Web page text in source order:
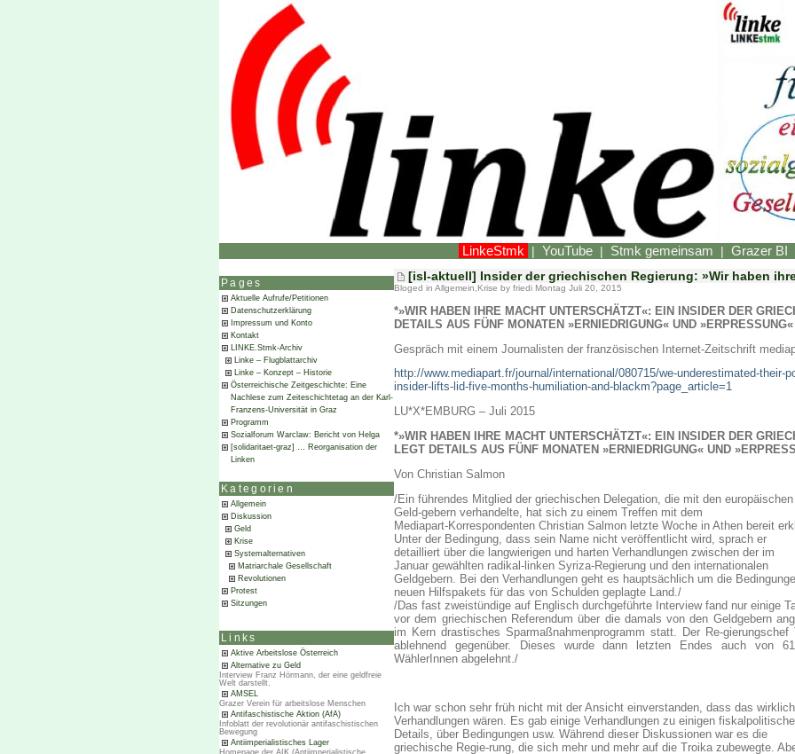
LinkeStmk | YouTube | Stmk gemeinsam | Grazer BI
Pages
Aktuelle Aufrufe/Petitionen
Datenschutzerklärung
Impressum und Konto
Kontakt
LINKE.Stmk-Archiv
Linke – Flugblattarchiv
Linke – Konzept – Historie
Österreichische Zeitgeschichte: Eine
Nachlese zum Zeiteschichtetag an der Karl-
Franzens-Universität in Graz
Programm
Sozialforum Warclaw: Bericht von Helga
[solidaritaet-graz] … Reorganisation der
Linken
Kategorien
Allgemein
Diskussion
Geld
Krise
Systemalternativen
Matriarchale Gesellschaft
Revolutionen
Protest
Sitzungen
Links
Aktive Arbeitslose Österreich
Alternative zu Geld
Interview Franz Hörmann, der eine geldfreie
Welt darstellt.
AMSEL
Grazer Verein für arbeitslose Menschen
Antifaschistische Aktion (AfA)
Infoblatt der revolutionär antifaschistischen
Bewegung
Antiimperialistisches Lager
Homepage der AIK (Antiimperialistische
[isl-aktuell] Insider der griechischen Regierung: »Wir haben
Bloged in Allgemein Krise by friedi Montag Juli 20, 2015
*»WIR HABEN IHRE MACHT UNTERSCHÄTZT«: EIN INSIDER DER
DETAILS AUS FÜNF MONATEN »ERNIEDRIGUNG« UND
Gespräch mit einem Journalisten der französischen Internet-Zeitschrift
http://www.mediapart.fr/journal/international/080715/we-underestimated-their-
insider-lifts-lid-five-months-humiliation-and-blackm?page_article=1
LU*X*EMBURG – Juli 2015
*»WIR HABEN IHRE MACHT UNTERSCHÄTZT«: EIN INSIDER DER
LEGT DETAILS AUS FÜNF MONATEN »ERNIEDRIGUNG« UND
Von Christian Salmon
/Ein führendes Mitglied der griechischen Delegation, die mit den europäischen
Geld-gebern verhandelte, hat sich zu einem Treffen mit dem
Mediapart-Korrespondenten Christian Salmon letzte Woche in Athen bereit
Unter der Bedingung, dass sein Name nicht veröffentlicht wird, sprach er
detailliert über die langwierigen und harten Verhandlungen zwischen der im
Januar gewählten radikal-linken Syriza-Regierung und den internationalen
Geldgebern. Bei den Verhandlungen geht es hauptsächlich um die
neuen Hilfspakets für das von Schulden geplagte Land./
/Das fast zweistündige auf Englisch durchgeführte Interview fand nur einige
vor dem griechischen Referendum über die damals von den Geldgebern
im Kern drastisches Sparmaßnahmenprogramm statt. Der Re-
ablehnend gegenüber. Dieses wurde dann letzten Endes auch von
WählerInnen abgelehnt./
Ich war schon sehr früh nicht mit der Ansicht einverstanden, dass das
Verhandlungen wären. Es gab einige Verhandlungen zu einigen
Details, über Bedingungen usw. Während dieser Diskussionen war es die
griechische Regie-rung, die sich mehr und mehr auf die Troika zubewegte.